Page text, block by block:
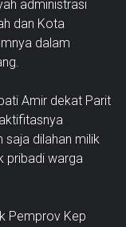
administrasi
dan Kota
dalam
Amir dekat Parit
saja dilahan milik
pribadi warga
Pemprov Kep